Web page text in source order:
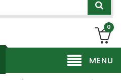
0
MENU